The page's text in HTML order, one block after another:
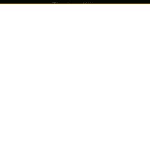
Tinnitus-Klänge